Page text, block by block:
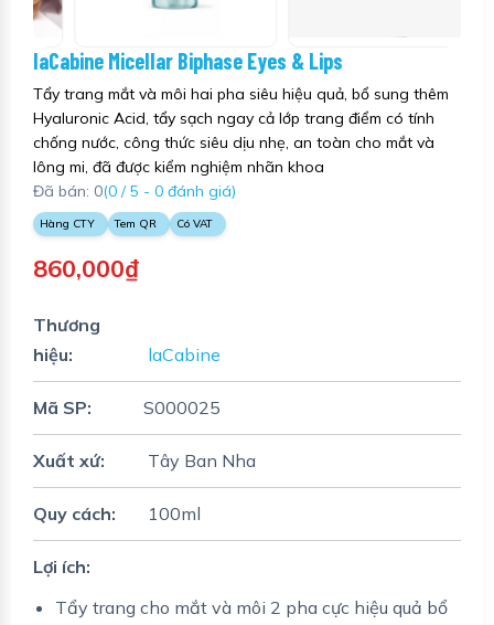
laCabine Micellar Biphase Eyes & Lips
Tẩy trang mắt và môi hai pha siêu hiệu quả, bổ sung thêm
Hyaluronic Acid, tẩy sạch ngay cả lớp trang điểm có tính
chống nước, công thức siêu dịu nhẹ, an toàn cho mắt và
lông mi, đã được kiểm nghiệm nhãn khoa
Đã bán: 0(0 / 5 - 0 đánh giá)
Hàng CTY Tem QR Có VAT
860,000₫
Thương
hiệu:
laCabine
Mã SP: S000025
Xuất xứ: Tây Ban Nha
Quy cách: 100ml
Lợi ích:
Tẩy trang cho mắt và môi 2 pha cực hiệu quả bổ